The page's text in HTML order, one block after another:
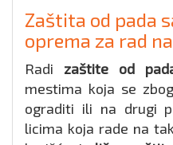
Zaštita od pada
oprema za rad
Radi zaštite od
mestima koja se
ograditi ili na drugi
licima koja rade na